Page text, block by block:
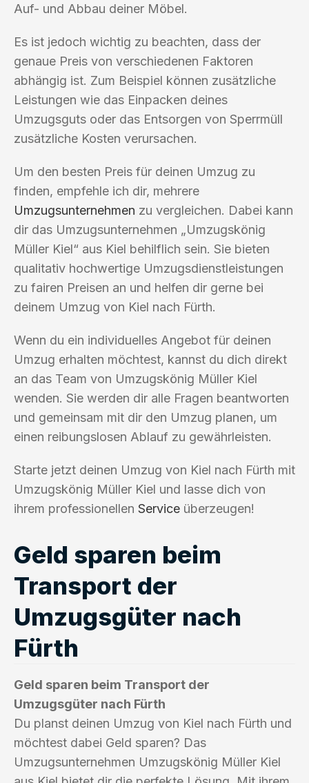
Auf- und Abbau deiner Möbel.
Es ist jedoch wichtig zu beachten, dass der
genaue Preis von verschiedenen Faktoren
abhängig ist. Zum Beispiel können zusätzliche
Leistungen wie das Einpacken deines
Umzugsguts oder das Entsorgen von Sperrmüll
zusätzliche Kosten verursachen.
Um den besten Preis für deinen Umzug zu
finden, empfehle ich dir, mehrere
Umzugsunternehmen zu vergleichen. Dabei kann
dir das Umzugsunternehmen „Umzugskönig
Müller Kiel“ aus Kiel behilflich sein. Sie bieten
qualitativ hochwertige Umzugsdienstleistungen
zu fairen Preisen an und helfen dir gerne bei
deinem Umzug von Kiel nach Fürth.
Wenn du ein individuelles Angebot für deinen
Umzug erhalten möchtest, kannst du dich direkt
an das Team von Umzugskönig Müller Kiel
wenden. Sie werden dir alle Fragen beantworten
und gemeinsam mit dir den Umzug planen, um
einen reibungslosen Ablauf zu gewährleisten.
Starte jetzt deinen Umzug von Kiel nach Fürth mit
Umzugskönig Müller Kiel und lasse dich von
ihrem professionellen Service überzeugen!
Geld sparen beim
Transport der
Umzugsgüter nach
Fürth
Geld sparen beim Transport der
Umzugsgüter nach Fürth
Du planst deinen Umzug von Kiel nach Fürth und
möchtest dabei Geld sparen? Das
Umzugsunternehmen Umzugskönig Müller Kiel